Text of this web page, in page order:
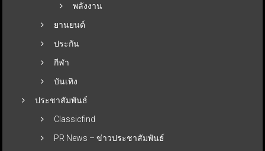
พลังงาน
ยานยนต์
ประกัน
กีฬา
บันเทิง
ประชาสัมพันธ์
Classicfind
PR News – ข่าวประชาสัมพันธ์